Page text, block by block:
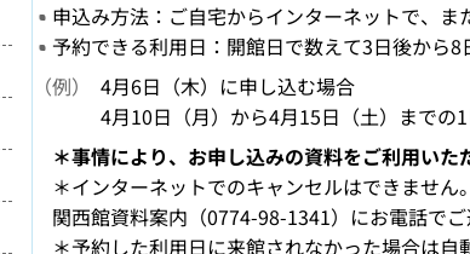
申込み方法：ご自宅からインターネットで、ま
予約できる利用日：開館日で数えて3日後から8
（例）
4月6日（木）に申し込む場合
4月10日（月）から4月15日（土）までの
＊事情により、お申し込みの資料をご利用いた
＊インターネットでのキャンセルはできません。
関西館資料案内（0774-98-1341）にお電話でご
＊予約した利用日に来館されなかった場合は自